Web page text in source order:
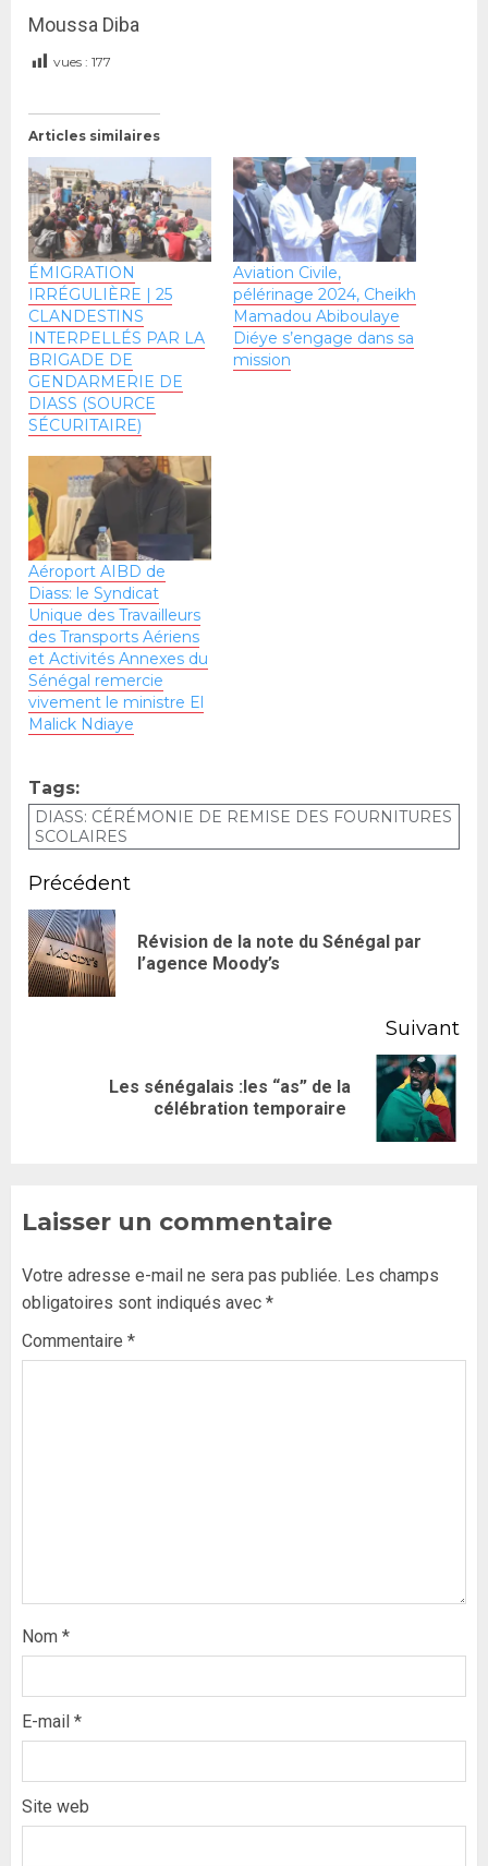
Moussa Diba
vues : 177
Articles similaires
ÉMIGRATION
IRRÉGULIÈRE | 25
CLANDESTINS
INTERPELLÉS PAR LA
BRIGADE DE
GENDARMERIE DE
DIASS (SOURCE
SÉCURITAIRE)
Aviation Civile,
pélérinage 2024, Cheikh
Mamadou Abiboulaye
Diéye s’engage dans sa
mission
Aéroport AIBD de
Diass: le Syndicat
Unique des Travailleurs
des Transports Aériens
et Activités Annexes du
Sénégal remercie
vivement le ministre El
Malick Ndiaye
Tags:
DIASS: CÉRÉMONIE DE REMISE DES FOURNITURES
SCOLAIRES
Précédent
Révision de la note du Sénégal par
l’agence Moody’s
Suivant
Les sénégalais :les “as” de la
célébration temporaire
Laisser un commentaire
Votre adresse e-mail ne sera pas publiée. Les champs
obligatoires sont indiqués avec *
Commentaire *
Nom *
E-mail *
Site web
Formation du nouveau